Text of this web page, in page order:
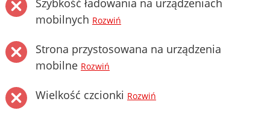
Szybkość ładowania na urządzeniach
mobilnych Rozwiń
Strona przystosowana na urządzenia
mobilne Rozwiń
Wielkość czcionki Rozwiń